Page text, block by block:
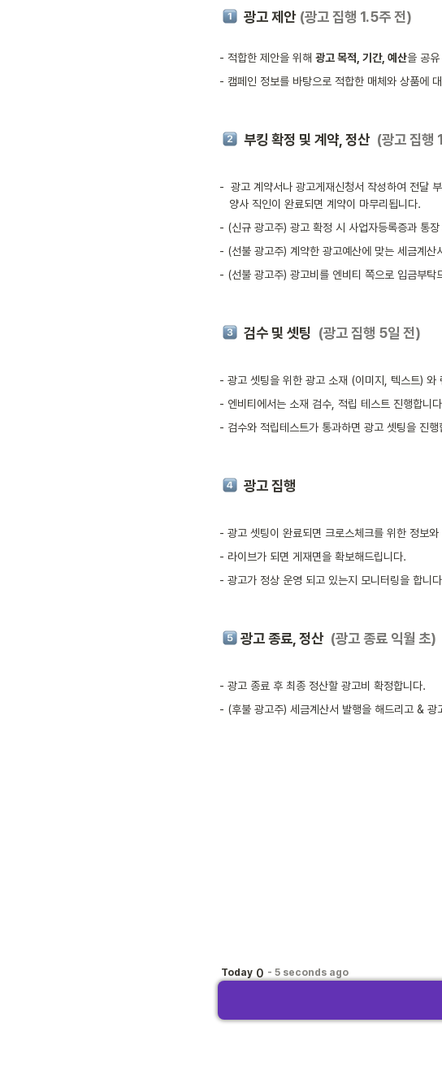
광고 제안 (광고 집행 1.5주 전)
- 적합한 제안을 위해 광고 목적, 기간, 예산을 공
- 캠페인 정보를 바탕으로 적합한 매체와 상품에
부킹 확정 및 계약, 정산 (광고 집행
-  광고 계약서나 광고게재신청서 작성하여 전달
   양사 직인이 완료되면 계약이 마무리됩니다.
- (신규 광고주) 광고 확정 시 사업자등록증과 통
- (선불 광고주) 계약한 광고예산에 맞는 세금계산
- (선불 광고주) 광고비를 엔비티 쪽으로 입금부탁
검수 및 셋팅 (광고 집행 5일 전)
- 광고 셋팅을 위한 광고 소재 (이미지, 텍스트) 와
- 엔비티에서는 소재 검수, 적립 테스트 진행합니
- 검수와 적립테스트가 통과하면 광고 셋팅을 진행
광고 집행
- 광고 셋팅이 완료되면 크로스체크를 위한 정보
- 라이브가 되면 게재면을 확보해드립니다.
- 광고가 정상 운영 되고 있는지 모니터링을 합니
광고 종료, 정산 (광고 종료 익월 초)
- 광고 종료 후 최종 정산할 광고비 확정합니다.
- (후불 광고주) 세금계산서 발행을 해드리고 & 광
Today 0 - 5 seconds ago